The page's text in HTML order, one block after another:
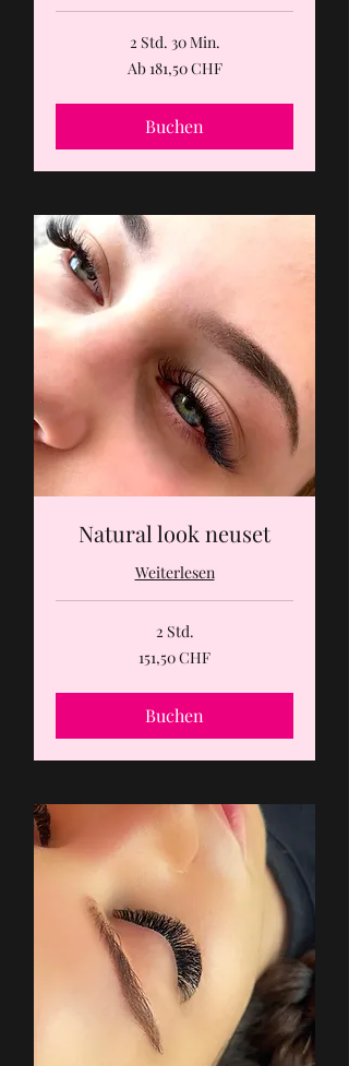
2 Std. 30 Min.
Ab 181,50 CHF
Buchen
Natural look neuset
Weiterlesen
2 Std.
151,50 CHF
Buchen